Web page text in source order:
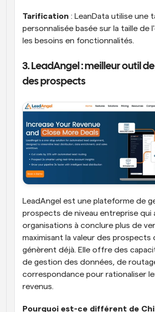
Tarification : LeanData utilise une
personnalisée basée sur la taille de
les besoins en fonctionnalités.
3. LeadAngel : meilleur outil
des prospects
LeadAngel est une plateforme de
prospects de niveau entreprise qui
organisations à conclure plus de
maximisant la valeur des prospects
génèrent déjà. Elle offre des
de gestion des données, de
correspondance pour rationaliser
revenus.
Pourquoi est-ce différent de